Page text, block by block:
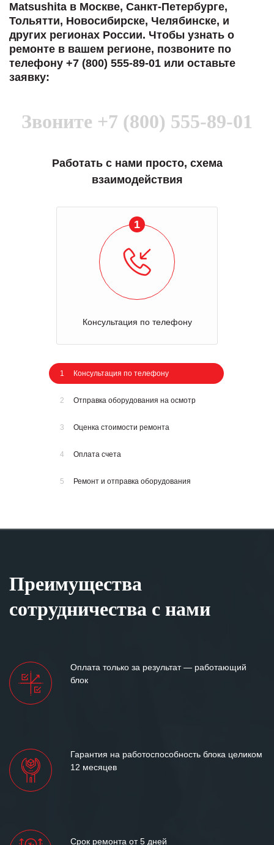
Matsushita в Москве, Санкт-Петербурге,
Тольятти, Новосибирске, Челябинске, и
других регионах России. Чтобы узнать о
ремонте в вашем регионе, позвоните по
телефону +7 (800) 555-89-01 или оставьте
заявку:
Звоните +7 (800) 555-89-01
Работать с нами просто, схема
взаимодействия
1
Консультация по телефону
1 Консультация по телефону
2 Отправка оборудования на осмотр
3 Оценка стоимости ремонта
4 Оплата счета
5 Ремонт и отправка оборудования
Преимущества
сотрудничества с нами
Оплата только за результат — работающий
блок
Гарантия на работоспособность блока целиком
12 месяцев
Срок ремонта от 5 дней